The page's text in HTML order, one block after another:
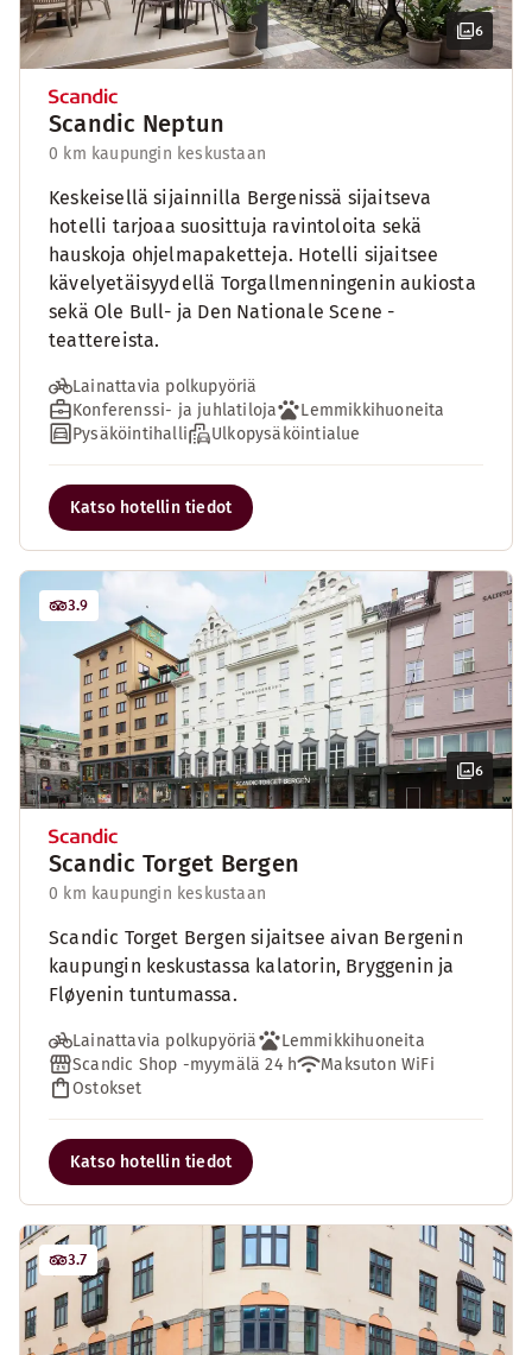
6
Scandic Neptun
0 km kaupungin keskustaan
Keskeisellä sijainnilla Bergenissä sijaitseva
hotelli tarjoaa suosittuja ravintoloita sekä
hauskoja ohjelmapaketteja. Hotelli sijaitsee
kävelyetäisyydellä Torgallmenningenin aukiosta
sekä Ole Bull- ja Den Nationale Scene -
teattereista.
Lainattavia polkupyöriä
Konferenssi- ja juhlatiloja
Lemmikkihuoneita
Pysäköintihalli
Ulkopysäköintialue
Katso hotellin tiedot
6
3.9
Scandic Torget Bergen
0 km kaupungin keskustaan
Scandic Torget Bergen sijaitsee aivan Bergenin
kaupungin keskustassa kalatorin, Bryggenin ja
Fløyenin tuntumassa.
Lainattavia polkupyöriä
Lemmikkihuoneita
Scandic Shop -myymälä 24 h
Maksuton WiFi
Ostokset
Katso hotellin tiedot
3.7